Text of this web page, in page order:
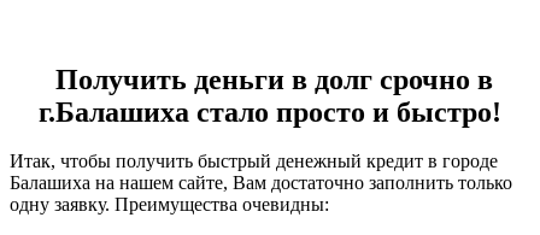
Получить деньги в долг срочно в
г.Балашиха стало просто и быстро!
Итак, чтобы получить быстрый денежный кредит в городе
Балашиха на нашем сайте, Вам достаточно заполнить только
одну заявку. Преимущества очевидны: